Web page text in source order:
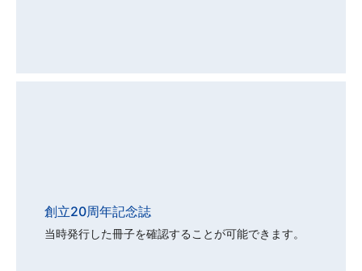
創立20周年記念誌
当時発行した冊子を確認することが可能できます。